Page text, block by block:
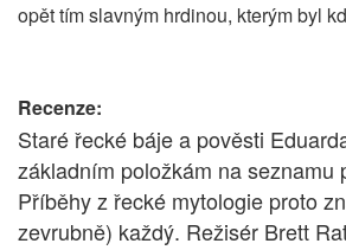
opět tím slavným hrdinou, kterým byl
Recenze:
Staré řecké báje a pověsti
základním položkám na seznamu
Příběhy z řecké mytologie proto
zevrubně) každý. Režisér Brett